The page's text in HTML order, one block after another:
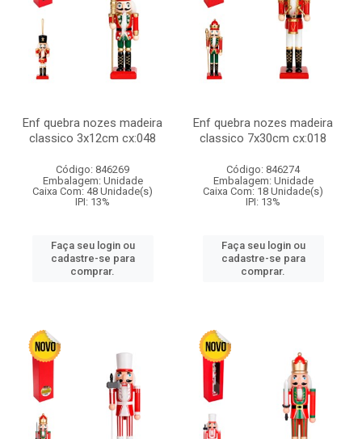
Enf quebra nozes madeira
classico 3x12cm cx:048
Código: 846269
Embalagem: Unidade
Caixa Com: 48 Unidade(s)
IPI: 13%
Faça seu login ou
cadastre-se para
comprar.
Enf quebra nozes madeira
classico 7x30cm cx:018
Código: 846274
Embalagem: Unidade
Caixa Com: 18 Unidade(s)
IPI: 13%
Faça seu login ou
cadastre-se para
comprar.